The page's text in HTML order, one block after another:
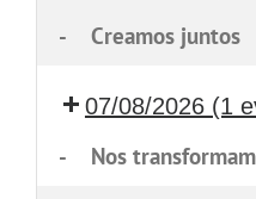
- Creamos juntos
07/08/2026 (1
- Nos